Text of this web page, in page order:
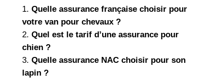
Quelle assurance française choisir pour
votre van pour chevaux ?
Quel est le tarif d’une assurance pour
chien ?
Quelle assurance NAC choisir pour son
lapin ?